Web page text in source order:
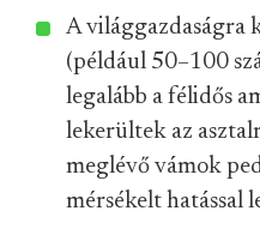
A világgazdaságra
(például 50–100
legalább a félidős
lekerültek az
meglévő vámok
mérsékelt hatással